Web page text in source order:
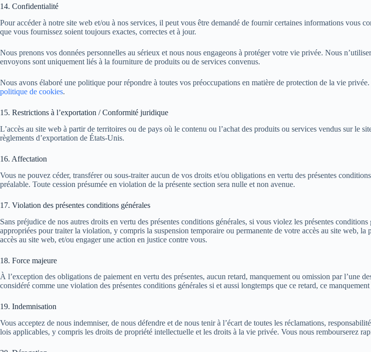
14. Confidentialité
Pour accéder à notre site web et/ou à nos services, il peut vous être demandé de fournir certaines informations vous
que vous fournissez soient toujours exactes, correctes et à jour.
Nous prenons vos données personnelles au sérieux et nous nous engageons à protéger votre vie privée. Nous
envoyons sont uniquement liés à la fourniture de produits ou de services convenus.
Nous avons élaboré une politique pour répondre à toutes vos préoccupations en matière de protection de la vie
politique de cookies.
15. Restrictions à l’exportation / Conformité juridique
L’accès au site web à partir de territoires ou de pays où le contenu ou l’achat des produits ou services vendus sur
règlements d’exportation de États-Unis.
16. Affectation
Vous ne pouvez céder, transférer ou sous-traiter aucun de vos droits et/ou obligations en vertu des présentes
préalable. Toute cession présumée en violation de la présente section sera nulle et non avenue.
17. Violation des présentes conditions générales
Sans préjudice de nos autres droits en vertu des présentes conditions générales, si vous violez les présentes
appropriées pour traiter la violation, y compris la suspension temporaire ou permanente de votre accès au site web,
accès au site web, et/ou engager une action en justice contre vous.
18. Force majeure
À l’exception des obligations de paiement en vertu des présentes, aucun retard, manquement ou omission par l’une
considéré comme une violation des présentes conditions générales si et aussi longtemps que ce retard, ce
19. Indemnisation
Vous acceptez de nous indemniser, de nous défendre et de nous tenir à l’écart de toutes les réclamations,
lois applicables, y compris les droits de propriété intellectuelle et les droits à la vie privée. Vous nous rembourserez